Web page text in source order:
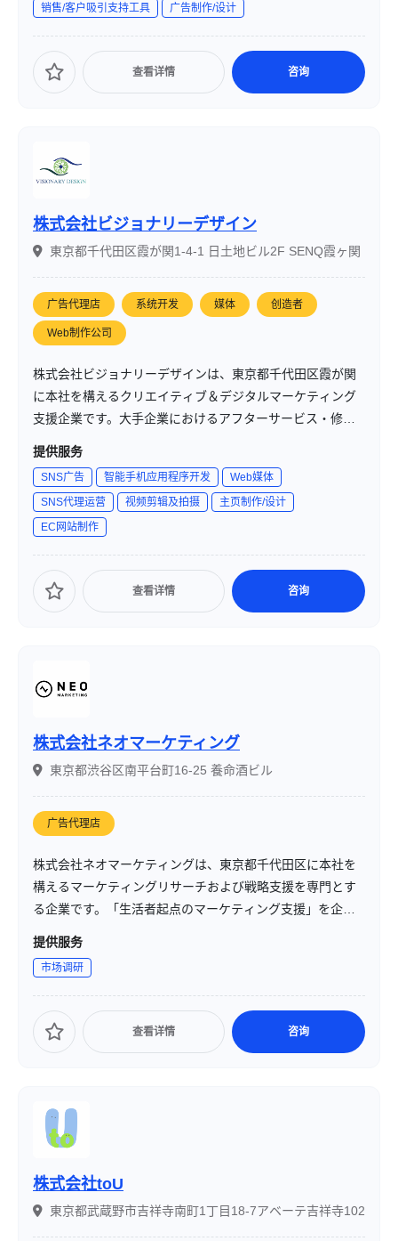
リューションを提供しています。
销售/客户吸引支持工具
广告制作/设计
查看详情 咨询
株式会社ビジョナリーデザイン
東京都千代田区霞が関1-4-1 日土地ビル2F SENQ霞ヶ関
广告代理店 系统开发 媒体 创造者
Web制作公司
株式会社ビジョナリーデザインは、東京都千代田区霞が関
に本社を構えるクリエイティブ＆デジタルマーケティング
支援企業です。大手企業におけるアフターサービス・修理
マニュアル作成からキャリアをスタートし、約20年にわた
媒体プロモーション、WEB／EC制作、DX支援、地方創
生・SDGs対応など、幅広い領域で事業を展開しています。
提供服务
SNS广告 智能手机应用程序开发
Web媒体
SNS代理运营
视频剪辑及拍摄
主页制作/设计
EC网站制作
查看详情 咨询
株式会社ネオマーケティング
東京都渋谷区南平台町16-25 養命酒ビル
广告代理店
株式会社ネオマーケティングは、東京都千代田区に本社を
構えるマーケティングリサーチおよび戦略支援を専門とす
る企業です。「生活者起点のマーケティング支援」を企業
理念に掲げ、2009年の設立以来、累計40,000件以上のプロ
す。独自のフレームワーク「4K」を活用し、クライアント
の課題解決に向けた最適なソリューションを提供していま
す。
提供服务
市场调研
查看详情 咨询
株式会社toU
東京都武蔵野市吉祥寺南町1丁目18-7アベーテ吉祥寺102